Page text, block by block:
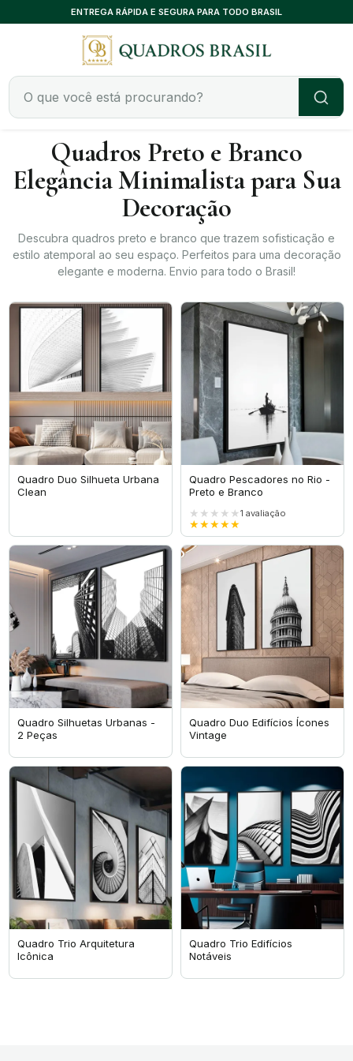
ENTREGA RÁPIDA E SEGURA PARA TODO BRASIL
Quadros Preto e Branco
Elegância Minimalista para Sua
Decoração
Descubra quadros preto e branco que trazem sofisticação e
estilo atemporal ao seu espaço. Perfeitos para uma decoração
elegante e moderna. Envio para todo o Brasil!
Quadro Duo Silhueta Urbana
Clean
Quadro Pescadores no Rio -
Preto e Branco
★★★★★
★★★★★
1 avaliação
Quadro Silhuetas Urbanas -
2 Peças
Quadro Duo Edifícios Ícones
Vintage
Quadro Trio Arquitetura
Icônica
Quadro Trio Edifícios
Notáveis